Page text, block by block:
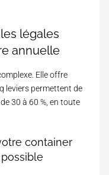
légales
annuelle
Elle offre
leviers permettent de
30 à 60 %, en toute
container